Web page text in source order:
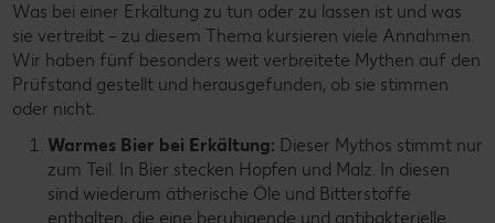
Was bei einer Erkältung zu tun oder zu lassen ist und was
sie vertreibt – zu diesem Thema kursieren viele Annahmen.
Wir haben fünf besonders weit verbreitete Mythen auf den
Prüfstand gestellt und herausgefunden, ob sie stimmen
oder nicht.
Warmes Bier bei Erkältung: Dieser Mythos stimmt nur
zum Teil. In Bier stecken Hopfen und Malz. In diesen
sind wiederum ätherische Öle und Bitterstoffe
enthalten, die eine beruhigende und antibakterielle